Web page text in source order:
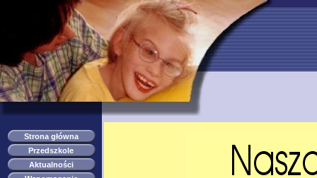
Strona główna
Przedszkole
Aktualności